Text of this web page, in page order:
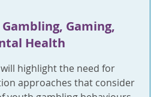
Gaming,
Health
highlight the need for
approaches that consider